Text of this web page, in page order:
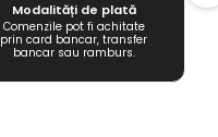
Modalități de plată
Comenzile pot fi achitate
prin card bancar, transfer
bancar sau ramburs.